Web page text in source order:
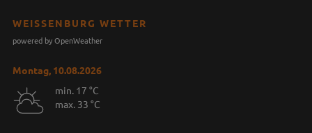
WEISSENBURG WETTER
powered by OpenWeather
Montag, 10.08.2026
min. 17 °C
max. 33 °C